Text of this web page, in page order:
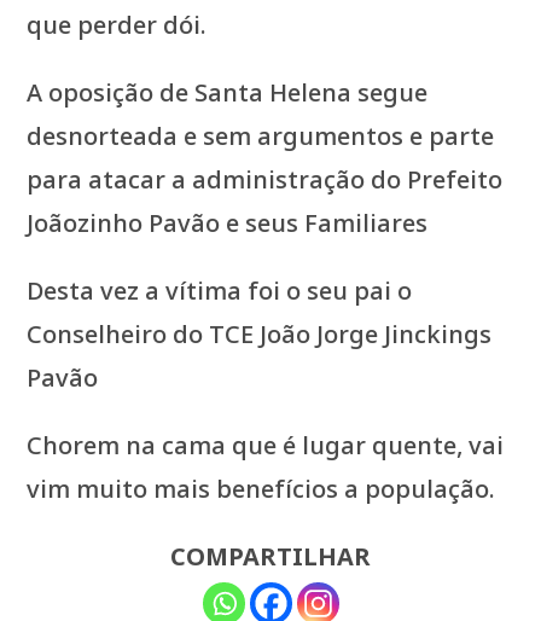
que perder dói.
A oposição de Santa Helena segue
desnorteada e sem argumentos e parte
para atacar a administração do Prefeito
Joãozinho Pavão e seus Familiares
Desta vez a vítima foi o seu pai o
Conselheiro do TCE João Jorge Jinckings
Pavão
Chorem na cama que é lugar quente, vai
vim muito mais benefícios a população.
COMPARTILHAR